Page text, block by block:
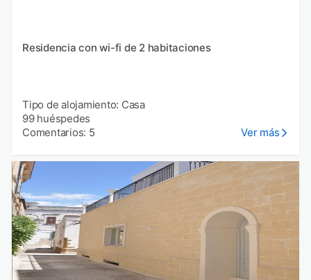
Residencia con wi-fi de 2 habitaciones
Tipo de alojamiento: Casa
99 huéspedes
Comentarios: 5
Ver más